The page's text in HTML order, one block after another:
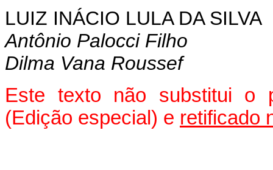
LUIZ INÁCIO LULA DA SILVA
Antônio Palocci Filho
Dilma Vana Roussef
Este texto não substitui o
(Edição especial) e retificado